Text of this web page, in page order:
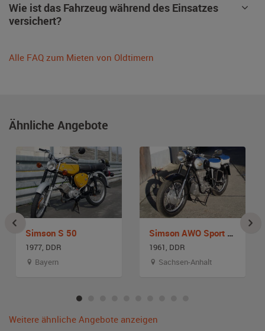
Wie ist das Fahrzeug während des Einsatzes
versichert?
Alle FAQ zum Mieten von Oldtimern
Ähnliche Angebote
Simson S 50
1977, DDR
Bayern
Simson AWO Sport 425 S
1961, DDR
Sachsen-Anhalt
Weitere ähnliche Angebote anzeigen